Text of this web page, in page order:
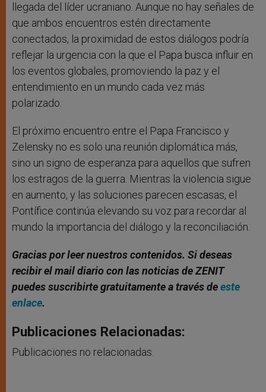
llegada del líder ucraniano. Aunque no hay señales de
que ambos encuentros estén directamente
conectados, la proximidad de estos diálogos podría
reflejar la urgencia con la que el Papa busca influir en
los eventos globales, promoviendo la paz y el
entendimiento en un mundo cada vez más
polarizado.
El próximo encuentro entre el Papa Francisco y
Zelensky no es solo una reunión diplomática más,
sino un signo de esperanza para aquellos que sufren
los estragos de la guerra. Mientras la violencia sigue
en aumento, y las soluciones parecen escasas, el
Pontífice continúa elevando su voz para recordar al
mundo la importancia del diálogo y la reconciliación.
Gracias por leer nuestros contenidos. Si deseas
recibir el mail diario con las noticias de ZENIT
puedes suscribirte gratuitamente a través deeste
enlace.
Publicaciones Relacionadas:
Publicaciones no relacionadas.